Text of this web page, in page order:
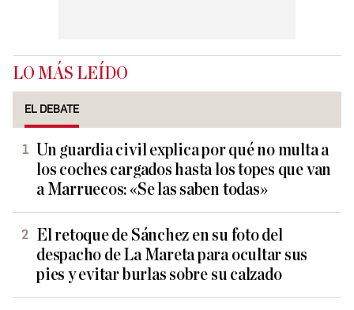
LO MÁS LEÍDO
EL DEBATE
Un guardia civil explica por qué no multa a
los coches cargados hasta los topes que van
a Marruecos: «Se las saben todas»
El retoque de Sánchez en su foto del
despacho de La Mareta para ocultar sus
pies y evitar burlas sobre su calzado